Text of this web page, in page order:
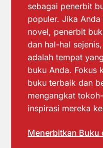
sebagai penerbit
populer. Jika
novel, penerbit
dan hal-hal
adalah tempat
buku Anda. Fokus
buku terbaik dan
mengangkat
inspirasi mereka
Menerbitkan Buku